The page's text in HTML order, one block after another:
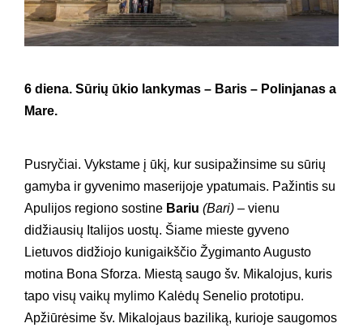
6 diena. Sūrių ūkio lankymas – Baris – Polinjanas a
Mare.
Pusryčiai. Vykstame į ūkį, kur susipažinsime su sūrių
gamyba ir gyvenimo maserijoje ypatumais. Pažintis su
Apulijos regiono sostine Bariu (Bari) – vienu
didžiausių Italijos uostų. Šiame mieste gyveno
Lietuvos didžiojo kunigaikščio Žygimanto Augusto
motina Bona Sforza. Miestą saugo šv. Mikalojus, kuris
tapo visų vaikų mylimo Kalėdų Senelio prototipu.
Apžiūrėsime šv. Mikalojaus baziliką, kurioje saugomos